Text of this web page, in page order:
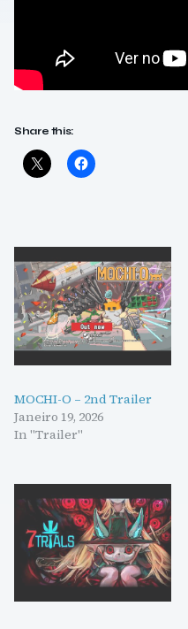
Share this:
MOCHI-O – 2nd Trailer
Janeiro 19, 2026
In "Trailer"